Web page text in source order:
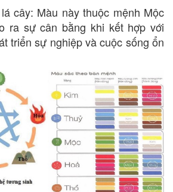
cây: Màu này thuộc mệnh Mộc
ra sự cân bằng khi kết hợp với
triển sự nghiệp và cuộc sống ổn